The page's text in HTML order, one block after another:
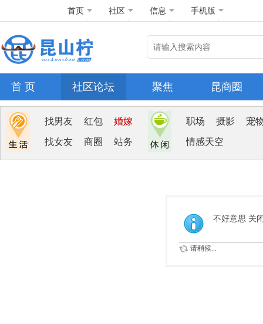
首页 社区 信息 手机版
首 页 社区论坛 聚焦 昆商圈
找男友 红包 婚嫁
找女友 商圈 站务
职场 摄影 宠
情感天空
不好意思 关
请稍候...